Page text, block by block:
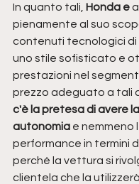
In quanto tali, Honda e
pienamente al suo
contenuti tecnologici di
uno stile sofisticato e
prestazioni nel
prezzo adeguato a tali
c'è la pretesa di avere
autonomia e nemmeno
performance in termini
perché la vettura si
clientela che la